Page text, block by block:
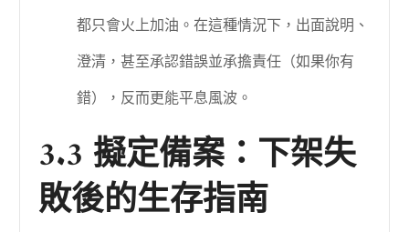
都只會火上加油。在這種情況下，出面說明、
澄清，甚至承認錯誤並承擔責任（如果你有
錯），反而更能平息風波。
3.3 擬定備案：下架失
敗後的生存指南